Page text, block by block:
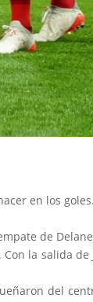
en los
de
la salida de
del